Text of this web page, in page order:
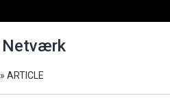
Netværk
» ARTICLE